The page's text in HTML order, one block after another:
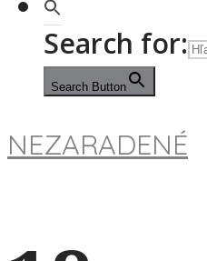
Search for:
Search Button
NEZARADENÉ